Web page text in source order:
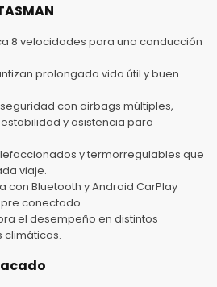
8 velocidades para una conducción
prolongada vida útil y buen
con airbags múltiples,
y asistencia para
y termorregulables que
viaje.
Bluetooth y Android CarPlay
conectado.
el desempeño en distintos
climáticas.